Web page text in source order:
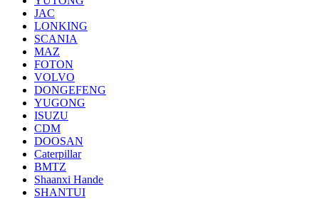
JAC
LONKING
SCANIA
MAZ
FOTON
VOLVO
DONGEFENG
YUGONG
ISUZU
CDM
DOOSAN
Caterpillar
BMTZ
Shaanxi Hande
SHANTUI